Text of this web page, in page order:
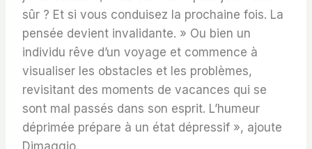
sûr ? Et si vous conduisez la prochaine fois. La
pensée devient invalidante. » Ou bien un
individu rêve d’un voyage et commence à
visualiser les obstacles et les problèmes,
revisitant des moments de vacances qui se
sont mal passés dans son esprit. L’humeur
déprimée prépare à un état dépressif », ajoute